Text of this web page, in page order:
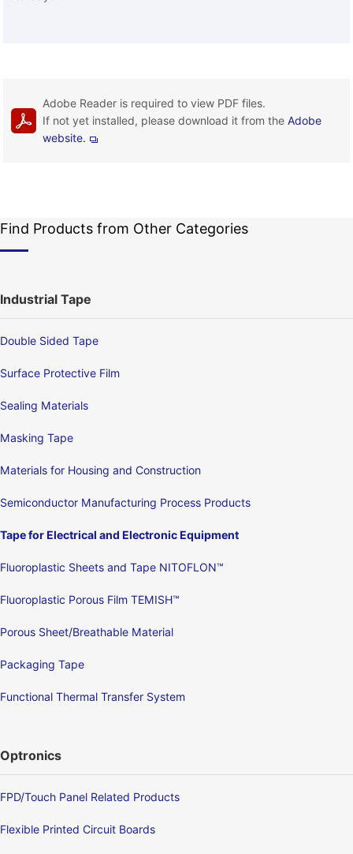
Adobe Reader is required to view PDF files.
If not yet installed, please download it from theAdobe
website.
Find Products from Other Categories
Industrial Tape
Double Sided Tape
Surface Protective Film
Sealing Materials
Masking Tape
Materials for Housing and Construction
Semiconductor Manufacturing Process Products
Tape for Electrical and Electronic Equipment
Fluoroplastic Sheets and Tape NITOFLON™
Fluoroplastic Porous Film TEMISH™
Porous Sheet/Breathable Material
Packaging Tape
Functional Thermal Transfer System
Optronics
FPD/Touch Panel Related Products
Flexible Printed Circuit Boards